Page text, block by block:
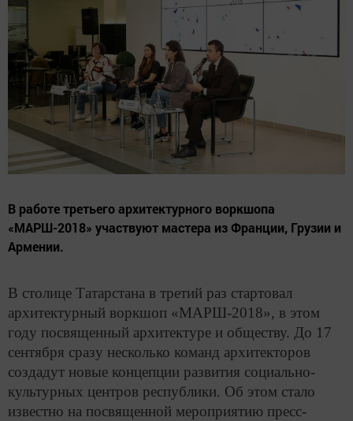
В работе третьего архитектурного воркшопа
«МАРШ-2018» участвуют мастера из Франции, Грузии и
Армении.
В столице Татарстана в третий раз стартовал
архитектурный воркшоп «МАРШ-2018», в этом
году посвященный архитектуре и обществу. До 17
сентября сразу несколько команд архитекторов
создадут новые концепции развития социально-
культурных центров республики. Об этом стало
известно на посвященной мероприятию пресс-